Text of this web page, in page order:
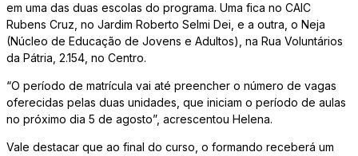
em uma das duas escolas do programa. Uma fica no CAIC
Rubens Cruz, no Jardim Roberto Selmi Dei, e a outra, o Neja
(Núcleo de Educação de Jovens e Adultos), na Rua Voluntários
da Pátria, 2.154, no Centro.
“O período de matrícula vai até preencher o número de vagas
oferecidas pelas duas unidades, que iniciam o período de aulas
no próximo dia 5 de agosto”, acrescentou Helena.
Vale destacar que ao final do curso, o formando receberá um